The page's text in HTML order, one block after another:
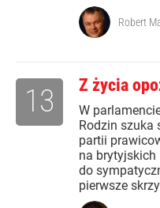
Robert
Z życia
W
Rodzin szuka
partii
na brytyjskich
do
pierwsze
13